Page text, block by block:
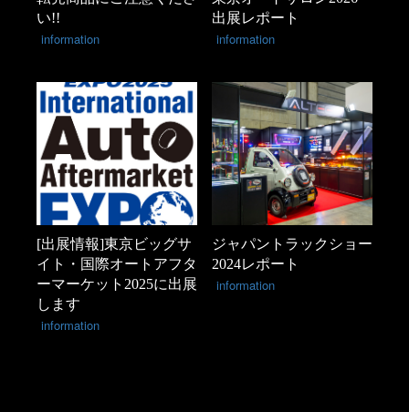
い!!
information
出展レポート
information
[出展情報]東京ビッグサ
イト・国際オートアフタ
ーマーケット2025に出展
します
information
ジャパントラックショー
2024レポート
information